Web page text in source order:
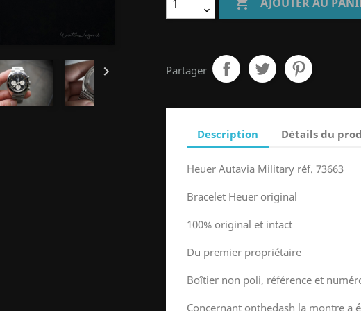
 Partager
Description Détails du
Heuer Autavia Military réf. 73663
Bracelet Heuer original
100% original et intact
Du premier propriétaire
Boîtier non poli, référence et
Concernant onthedash la montre a